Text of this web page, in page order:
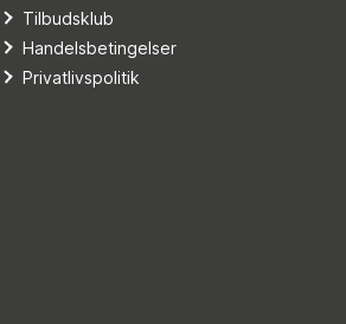
Tilbudsklub
Handelsbetingelser
Privatlivspolitik